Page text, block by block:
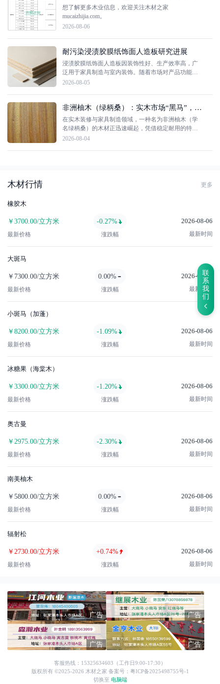
联
系
我
们
材收购监管与森林资源保护工作开展情况近年来，我
局深入贯彻落实国家森林资源保护管理各项部署要
求，始终将森林资源保护作为林业......
想了解更多木业信息，欢迎关注木材之家
mucaizhijia.com。
2026-08-06
耐污染浸渍胶膜纸饰面人造板研究进展
浸渍胶膜纸饰面人造板因装饰性好、生产效率高，广
泛用于家具制造与室内装饰。随着市场对产品功能性
要求的不断提高，其表面耐污染、易清洁、防指纹等
机理出发，阐述构建微纳结构（物理法）与降低表面
能（化学法）两种提升策略，并分析二者的物理-化学
协同增效机制；同时评述了超疏水仿生构建、低表面
2026-08-05
非洲柚木（绿柄桑）：实木市场“黑马”，高性价比装修新宠
在实木装修与家具制造领域，一种名为非洲柚木（学
名绿柄桑）的木材正迅速崛起，凭借稳定耐用的特
性、出众的颜值以及亲民的价格，成为众多家庭装修
2026-08-04
木材行情 更多
橡胶木
￥3700.00/立方米
最新价格
-0.27%
涨跌幅
2026-08-06
最新时间
大斑马
￥7300.00/立方米
最新价格
0.00%
涨跌幅
2026-08-06
最新时间
小斑马（加蓬）
￥8200.00/立方米
最新价格
-1.09%
涨跌幅
2026-08-06
最新时间
冰糖果（海棠木）
￥3300.00/立方米
最新价格
-1.20%
涨跌幅
2026-08-06
最新时间
奥古曼
￥2975.00/立方米
最新价格
-2.30%
涨跌幅
2026-08-06
最新时间
南美柚木
￥5800.00/立方米
最新价格
0.00%
涨跌幅
2026-08-06
最新时间
辐射松
￥2730.00/立方米
最新价格
+0.74%
涨跌幅
2026-08-06
最新时间
客服热线：15325634603（工作日9:00-17:30）
版权所有 ©2025-2026 木材之家 备案号：粤ICP备2025498755号-1
切换至 电脑端